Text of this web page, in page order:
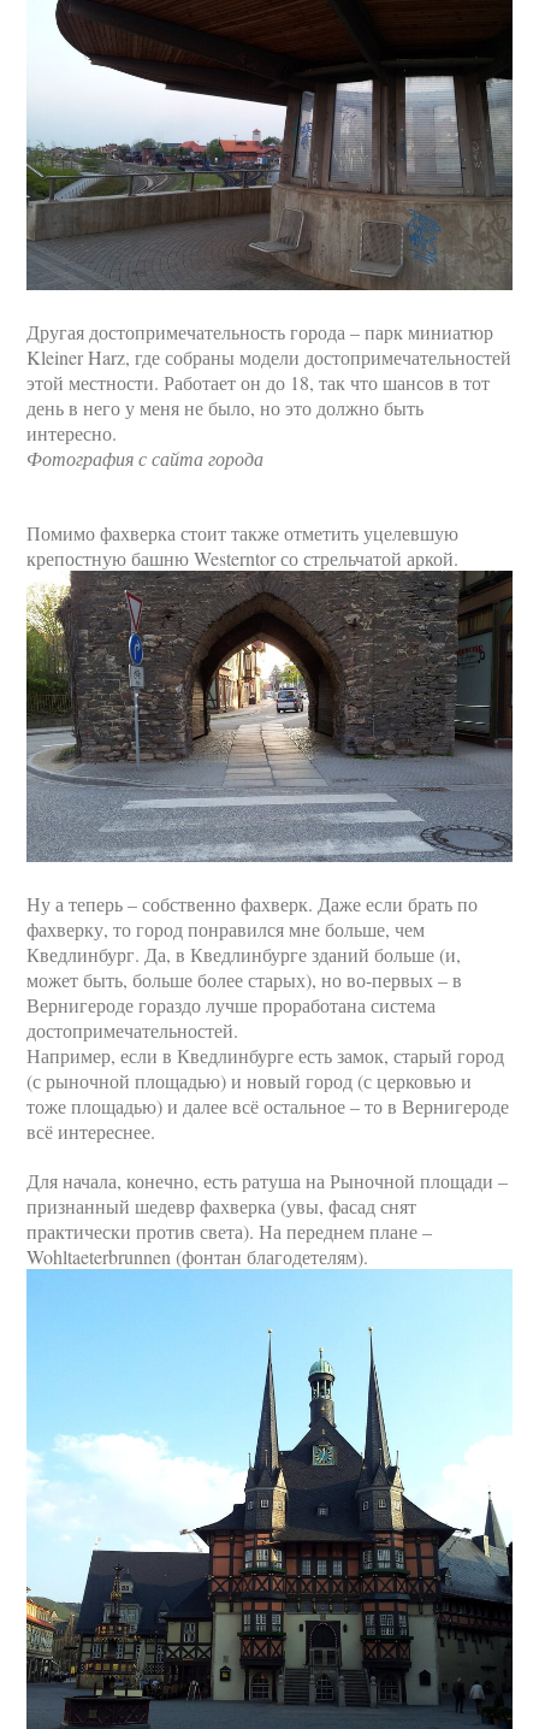
Другая достопримечательность города – парк миниатюр
Kleiner Harz, где собраны модели достопримечательностей
этой местности. Работает он до 18, так что шансов в тот
день в него у меня не было, но это должно быть
интересно.
Фотография с сайта города
Помимо фахверка стоит также отметить уцелевшую
крепостную башню Westerntor со стрельчатой аркой.
Ну а теперь – собственно фахверк. Даже если брать по
фахверку, то город понравился мне больше, чем
Кведлинбург. Да, в Кведлинбурге зданий больше (и,
может быть, больше более старых), но во-первых – в
Вернигероде гораздо лучше проработана система
достопримечательностей.
Например, если в Кведлинбурге есть замок, старый город
(с рыночной площадью) и новый город (с церковью и
тоже площадью) и далее всё остальное – то в Вернигероде
всё интереснее.
Для начала, конечно, есть ратуша на Рыночной площади –
признанный шедевр фахверка (увы, фасад снят
практически против света). На переднем плане –
Wohltaeterbrunnen (фонтан благодетелям).